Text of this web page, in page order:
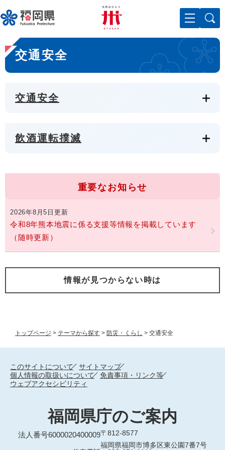
ー
ジ
先
頭
で
。
メニューを飛ばして本文へ
トップページ > テーマから探す > 防災・くらし > 交通安全
本
文
交通安全
交通安全
飲酒運転撲滅
重要なお知らせ
2026年8月5日更新
令和8年熊本地震に係る支援等情報を掲載しています
（随時更新）
情報が見つからない時は
このサイトについて
サイトマップ
個人情報の取扱いについて
免責事項・リンク等
ウェブアクセシビリティ
福岡県庁のご案内
法人番号6000020400009〒812-8577
福岡県福岡市博多区東公園7番7号